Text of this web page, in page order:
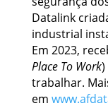
Datalink
industrial
Em 2023,
Place To Work
trabalhar.
em